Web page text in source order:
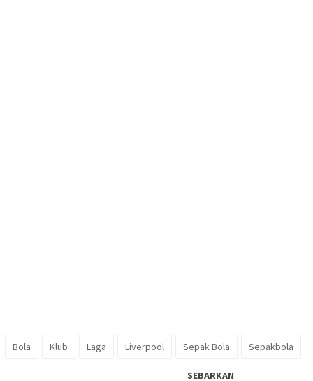
Bola Klub Laga Liverpool Sepak Bola Sepakbola
SEBARKAN